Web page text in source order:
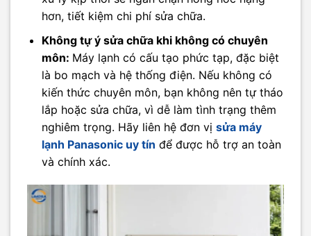
hơn, tiết kiệm chi phí sửa chữa.
Không tự ý sửa chữa khi không có chuyên
môn: Máy lạnh có cấu tạo phức tạp, đặc biệt
là bo mạch và hệ thống điện. Nếu không có
kiến thức chuyên môn, bạn không nên tự tháo
lắp hoặc sửa chữa, vì dễ làm tình trạng thêm
nghiêm trọng. Hãy liên hệ đơn vị sửa máy
lạnh Panasonic uy tín để được hỗ trợ an toàn
và chính xác.